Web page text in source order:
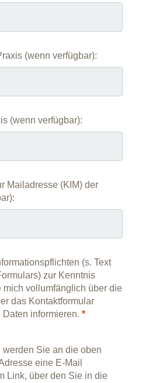
(wenn verfügbar):
(wenn verfügbar):
Mailadresse (KIM) der
(s. Text
zur Kenntnis
mich vollumfänglich über die
das Kontaktformular
Daten informieren. *
werden Sie an die oben
eine E-Mail
Link, über den Sie in die